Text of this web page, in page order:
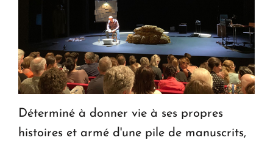
Déterminé à donner vie à ses propres
histoires et armé d'une pile de manuscrits,